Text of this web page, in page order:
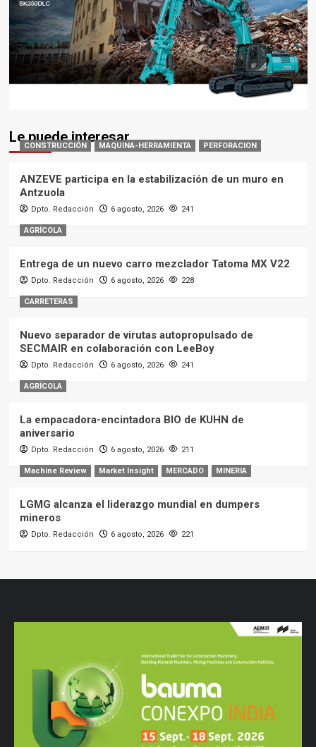
Le puede interesar
CONSTRUCCIÓN MAQUINA-HERRAMIENTA PERFORACION
ANZEVE participa en la estabilización de un muro en
Antzuola
Dpto. Redacción 6 agosto, 2026 241
AGRÍCOLA
Entrega de un nuevo carro mezclador Tatoma MX V22
Dpto. Redacción 6 agosto, 2026 228
CARRETERAS
Nuevo separador de virutas autopropulsado de
SECMAIR en colaboración con LeeBoy
Dpto. Redacción 6 agosto, 2026 241
AGRÍCOLA
La empacadora-encintadora BIO de KUHN de
aniversario
Dpto. Redacción 6 agosto, 2026 211
Machine Review Market Insight MERCADO MINERIA
LGMG alcanza el liderazgo mundial en dumpers
mineros
Dpto. Redacción 6 agosto, 2026 221